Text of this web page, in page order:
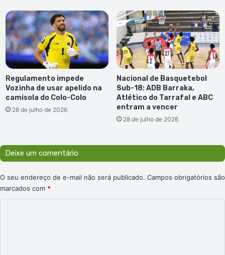
Regulamento impede
Vozinha de usar apelido na
camisola do Colo-Colo
28 de julho de 2026
Nacional de Basquetebol
Sub-18: ADB Barraka,
Atlético do Tarrafal e ABC
entram a vencer
28 de julho de 2026
Deixe um comentário
O seu endereço de e-mail não será publicado. Campos obrigatórios são
marcados com *